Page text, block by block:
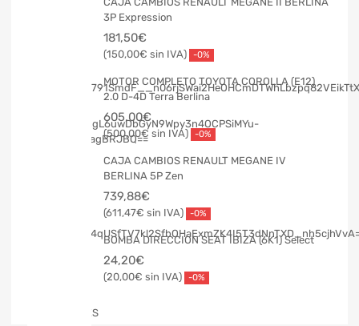
3P Expression
181,50€
150,00€ -0%
MOTOR COMPLETO TOYOTA COROLLA (E12)
2.0 D-4D Terra Berlina
605,00€
500,00€ -0%
CAJA CAMBIOS RENAULT MEGANE IV
BERLINA 5P Zen
739,88€
611,47€ -0%
BOMBA DIRECCION SEAT IBIZA (6K1) Select
24,20€
20,00€ -0%